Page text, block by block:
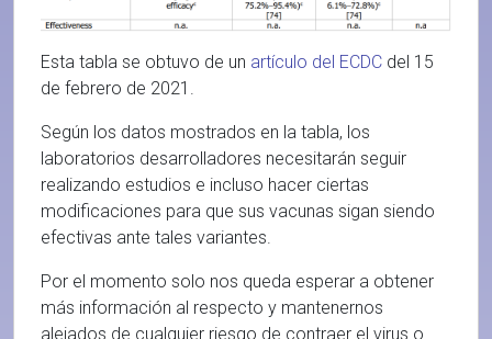
Esta tabla se obtuvo de un artículo del ECDC del 15
de febrero de 2021.
Según los datos mostrados en la tabla, los
laboratorios desarrolladores necesitarán seguir
realizando estudios e incluso hacer ciertas
modificaciones para que sus vacunas sigan siendo
efectivas ante tales variantes.
Por el momento solo nos queda esperar a obtener
más información al respecto y mantenernos
alejados de cualquier riesgo de contraer el virus o